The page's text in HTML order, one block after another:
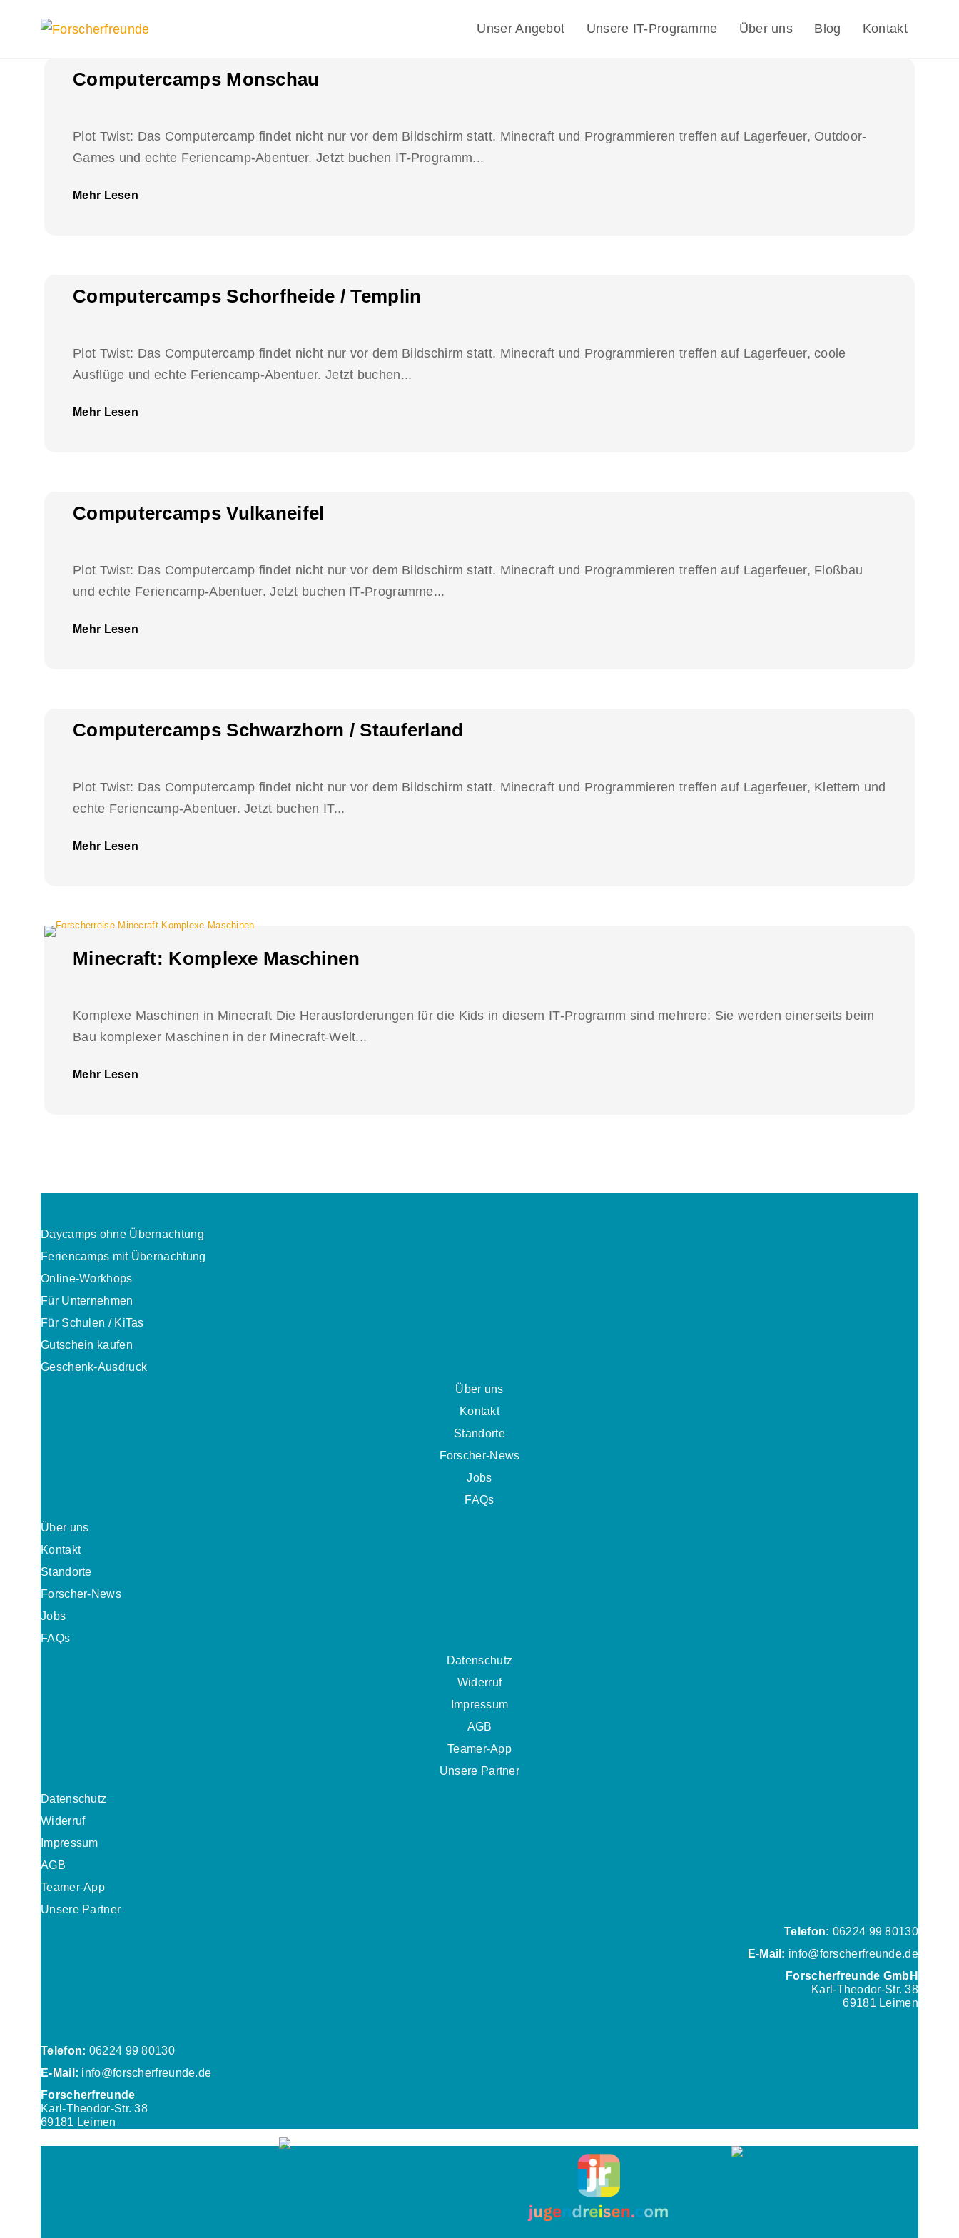
Unser Angebot Unsere IT-Programme Über uns Blog Kontakt
Computercamps Monschau
Plot Twist: Das Computercamp findet nicht nur vor dem Bildschirm statt. Minecraft und Programmieren treffen auf Lagerfeuer, Outdoor-
Games und echte Feriencamp-Abentuer. Jetzt buchen IT-Programm...
Mehr Lesen
Computercamps Schorfheide / Templin
Plot Twist: Das Computercamp findet nicht nur vor dem Bildschirm statt. Minecraft und Programmieren treffen auf Lagerfeuer, coole
Ausflüge und echte Feriencamp-Abentuer. Jetzt buchen...
Mehr Lesen
Computercamps Vulkaneifel
Plot Twist: Das Computercamp findet nicht nur vor dem Bildschirm statt. Minecraft und Programmieren treffen auf Lagerfeuer, Floßbau
und echte Feriencamp-Abentuer. Jetzt buchen IT-Programme...
Mehr Lesen
Computercamps Schwarzhorn / Stauferland
Plot Twist: Das Computercamp findet nicht nur vor dem Bildschirm statt. Minecraft und Programmieren treffen auf Lagerfeuer, Klettern und
echte Feriencamp-Abentuer. Jetzt buchen IT...
Mehr Lesen
Minecraft: Komplexe Maschinen
Komplexe Maschinen in Minecraft Die Herausforderungen für die Kids in diesem IT-Programm sind mehrere: Sie werden einerseits beim
Bau komplexer Maschinen in der Minecraft-Welt...
Mehr Lesen
Daycamps ohne Übernachtung
Feriencamps mit Übernachtung
Online-Workhops
Für Unternehmen
Für Schulen / KiTas
Gutschein kaufen
Geschenk-Ausdruck
Über uns
Kontakt
Standorte
Forscher-News
Jobs
FAQs
Über uns
Kontakt
Standorte
Forscher-News
Jobs
FAQs
Datenschutz
Widerruf
Impressum
AGB
Teamer-App
Unsere Partner
Datenschutz
Widerruf
Impressum
AGB
Teamer-App
Unsere Partner
Telefon: 06224 99 80130
E-Mail: info@forscherfreunde.de
Forscherfreunde GmbH
Karl-Theodor-Str. 38
69181 Leimen
Telefon: 06224 99 80130
E-Mail: info@forscherfreunde.de
Forscherfreunde
Karl-Theodor-Str. 38
69181 Leimen